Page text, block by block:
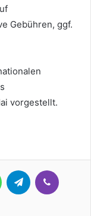
Gebühren, ggf.
vorgestellt.
WhatsAppTelegram